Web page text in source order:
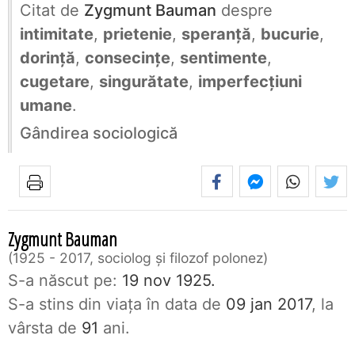
Citat de Zygmunt Bauman despre
intimitate, prietenie, speranță, bucurie,
dorință, consecințe, sentimente,
cugetare, singurătate, imperfecțiuni
umane.
Gândirea sociologică
Zygmunt Bauman
1925 - 2017, sociolog şi filozof polonez
S-a născut pe: 19 nov 1925.
S-a stins din viaţa în data de 09 jan 2017, la
vârsta de 91 ani.